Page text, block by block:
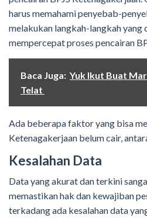
harus memahami penyebab-
melakukan langkah-langkah yang
mempercepat proses pencairan
Baca Juga: Yuk Ikut Buat
Telat
Ada beberapa faktor yang bisa
Ketenagakerjaan belum cair,
Kesalahan Data
Data yang akurat dan terkini
memastikan hak dan kewajiban
terkadang ada kesalahan data